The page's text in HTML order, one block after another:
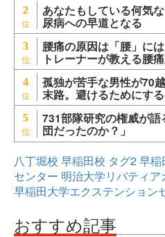
2 あなたもしている何気
尿病への早道となる
3 腰痛の原因は「腰」に
トレーナーが教える腰
4 孤独が苦手な男性が70
末路。避けるためにす
5 731部隊研究の権威が
団だったのか？」
八丁堀校 早稲田校 タグ2早稲
センター 明治大学リバティア
早稲田大学エクステンション
おすすめ記事